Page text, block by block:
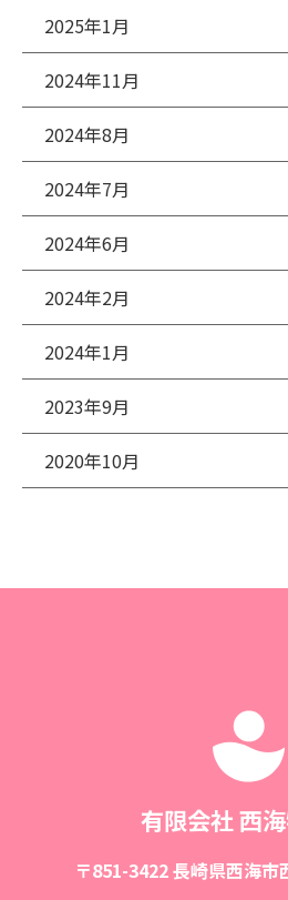
2025年1月
2024年11月
2024年8月
2024年7月
2024年6月
2024年2月
2024年1月
2023年9月
2020年10月
有限会社 西
〒851-3422 長崎県西海